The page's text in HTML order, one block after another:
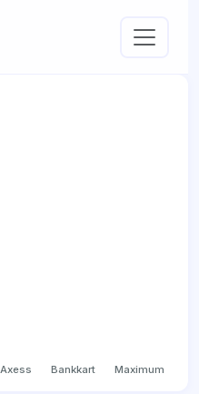
Axess Bankkart Maximum